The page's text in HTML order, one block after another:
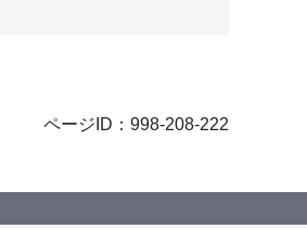
ページID：998-208-222